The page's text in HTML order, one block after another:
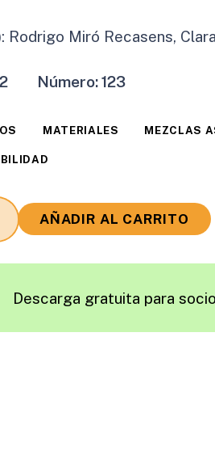
Rodrigo Miró Recasens,
Número:123
MATERIALES MEZCLAS
AÑADIR AL CARRITO
Descarga gratuita para